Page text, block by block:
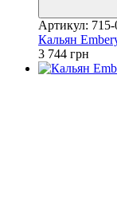
Артикул: 715-
Кальян
3 744 грн